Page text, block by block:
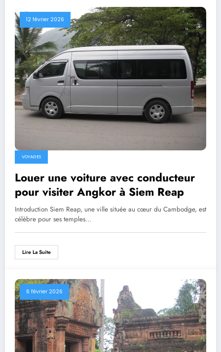
12 février 2026
VOYAGES
Louer une voiture avec conducteur
pour visiter Angkor à Siem Reap
Introduction Siem Reap, une ville située au cœur du Cambodge, est
célèbre pour ses temples…
Lire La Suite
6 février 2026